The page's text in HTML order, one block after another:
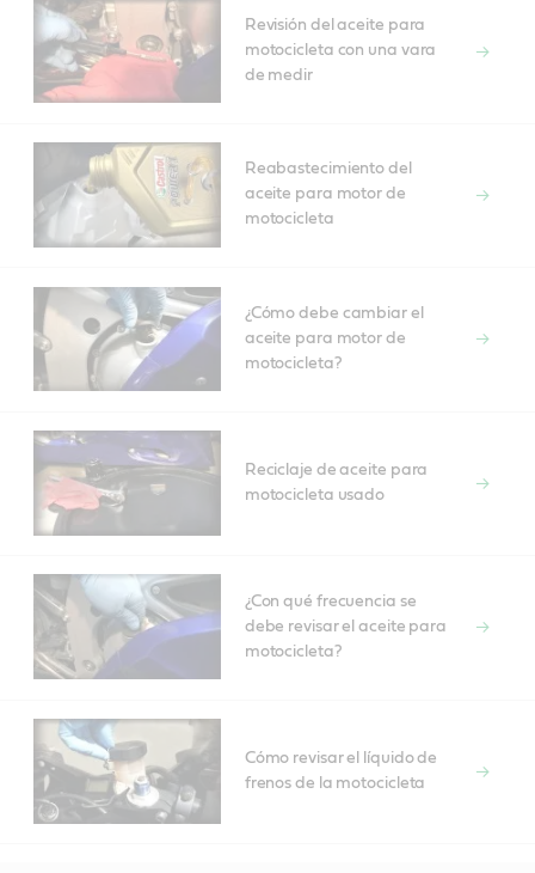
Revisión del aceite para
motocicleta con una vara
de medir
Reabastecimiento del
aceite para motor de
motocicleta
¿Cómo debe cambiar el
aceite para motor de
motocicleta?
Reciclaje de aceite para
motocicleta usado
¿Con qué frecuencia se
debe revisar el aceite para
motocicleta?
Cómo revisar el líquido de
frenos de la motocicleta